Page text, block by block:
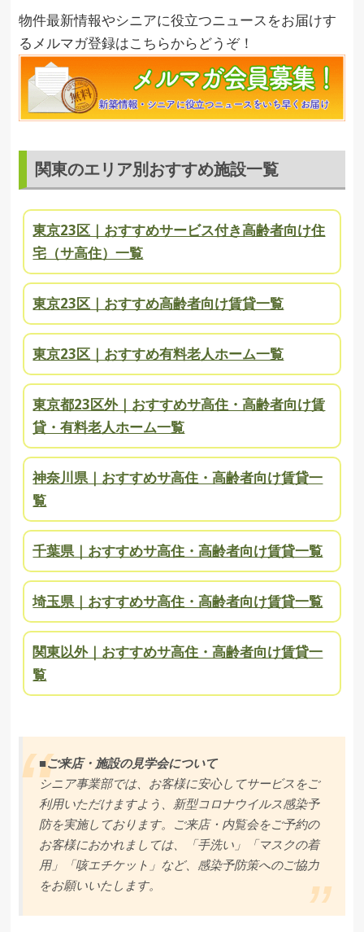
物件最新情報やシニアに役立つニュースをお届けす
るメルマガ登録はこちらからどうぞ！
関東のエリア別おすすめ施設一覧
東京23区｜おすすめサービス付き高齢者向け住
宅（サ高住）一覧
東京23区｜おすすめ高齢者向け賃貸一覧
東京23区｜おすすめ有料老人ホーム一覧
東京都23区外｜おすすめサ高住・高齢者向け賃
貸・有料老人ホーム一覧
神奈川県｜おすすめサ高住・高齢者向け賃貸一
覧
千葉県｜おすすめサ高住・高齢者向け賃貸一覧
埼玉県｜おすすめサ高住・高齢者向け賃貸一覧
関東以外｜おすすめサ高住・高齢者向け賃貸一
覧
■ご来店・施設の見学会について
シニア事業部では、お客様に安心してサービスをご
利用いただけますよう、新型コロナウイルス感染予
防を実施しております。ご来店・内覧会をご予約の
お客様におかれましては、「手洗い」「マスクの着
用」「咳エチケット」など、感染予防策へのご協力
をお願いいたします。